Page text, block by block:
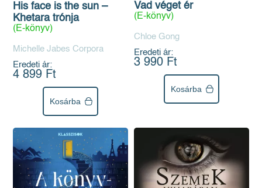
His face is the sun –
Khetara trónja
(E-könyv)
Michelle Jabes Corpora
Eredeti ár:
4 899 Ft
Kosárba
Vad véget ér
(E-könyv)
Chloe Gong
Eredeti ár:
3 990 Ft
Kosárba